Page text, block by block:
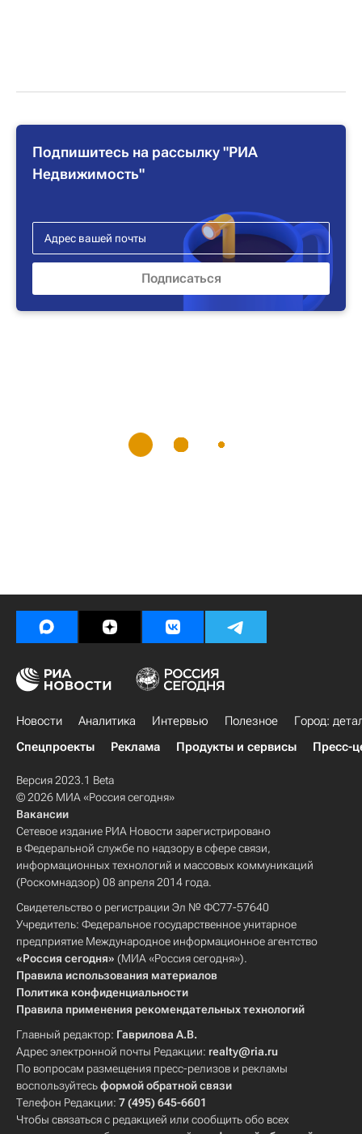
Подпишитесь на рассылку "РИА
Недвижимость"
Новости Аналитика Интервью Полезное
Город:
Спецпроекты
Реклама Продукты и сервисы Пресс-
Версия 2023.1 Beta
© 2026 МИА «Россия сегодня»
Вакансии
Сетевое издание РИА Новости зарегистрировано
в Федеральной службе по надзору в сфере связи,
информационных технологий и массовых коммуникаций
(Роскомнадзор) 08 апреля 2014 года.
Свидетельство о регистрации Эл № ФС77-57640
Учредитель: Федеральное государственное унитарное
предприятие Международное информационное агентство
«Россия сегодня» (МИА «Россия сегодня»).
Правила использования материалов
Политика конфиденциальности
Правила применения рекомендательных технологий
Главный редактор: Гаврилова А.В.
Адрес электронной почты Редакции: realty@ria.ru
По вопросам размещения пресс-релизов и рекламы
воспользуйтесьформой обратной связи
Телефон Редакции: 7 (495) 645-6601
Чтобы связаться с редакцией или сообщить обо всех